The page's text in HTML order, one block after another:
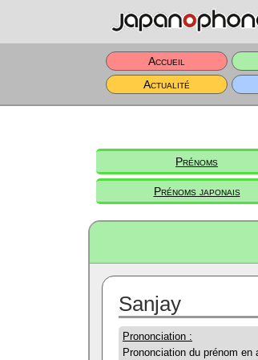
Accueil
Actualité
Prénoms
Prénoms japonais
Sanjay
Prononciation :
Prononciation du prénom en